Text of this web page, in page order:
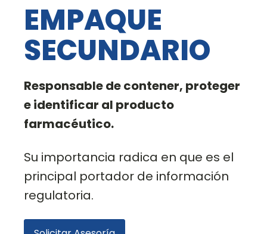
EMPAQUE
SECUNDARIO
Responsable de contener, proteger
e identificar al producto
farmacéutico.
Su importancia radica en que es el
principal portador de información
regulatoria.